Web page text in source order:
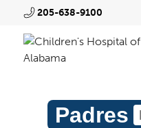
205-638-9100
Padres